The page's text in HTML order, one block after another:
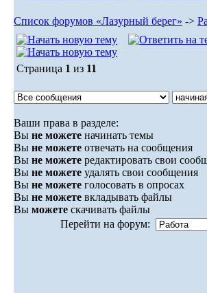
Список форумов «Лазурный берег» ->
Страница 1 из 11
Ваши права в разделе:
Вы не можете начинать темы
Вы не можете отвечать на сообщения
Вы не можете редактировать свои
Вы не можете удалять свои сообщения
Вы не можете голосовать в опросах
Вы не можете вкладывать файлы
Вы можете скачивать файлы
Перейти на форум: